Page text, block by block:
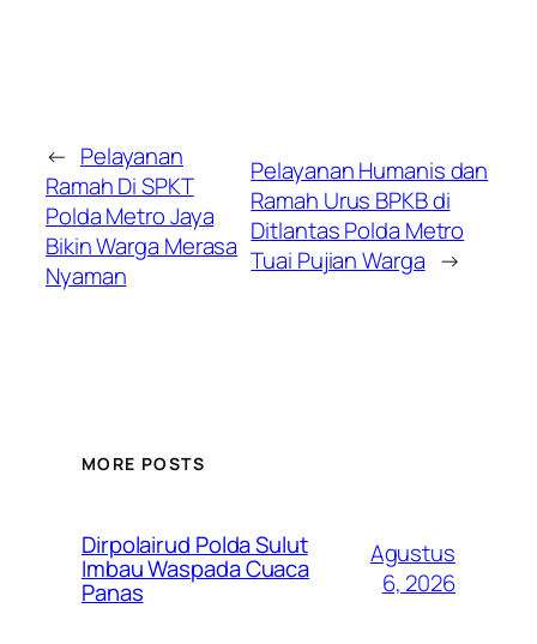
← Pelayanan
Ramah Di SPKT
Polda Metro Jaya
Bikin Warga Merasa
Nyaman
Pelayanan Humanis dan
Ramah Urus BPKB di
Ditlantas Polda Metro
Tuai Pujian Warga →
MORE POSTS
Dirpolairud Polda Sulut
Imbau Waspada Cuaca
Panas
Agustus
6, 2026